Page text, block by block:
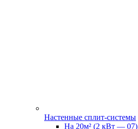
Настенные сплит-системы
На 20м² (2 кВт — 07)